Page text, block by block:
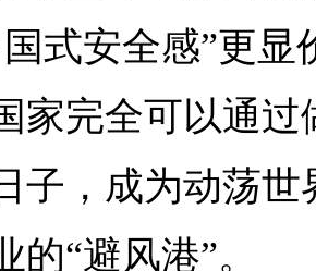
式安全感”更
家完全可以通
子，成为动荡世
的“避风港”。